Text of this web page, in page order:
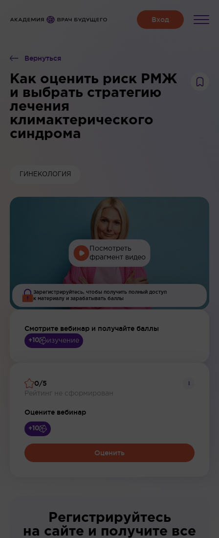
Вернуться
Как оценить риск РМЖ
и выбрать стратегию
лечения
климактерического
синдрома
ГИНЕКОЛОГИЯ
Посмотреть
фрагмент видео
Зарегистрируйтесь, чтобы получить полный доступ
к материалу и зарабатывать баллы
Смотрите вебинар и получайте баллы
+10 изучение
0/5
Рейтинг не сформирован
i
Оцените вебинар
+10
Оценить
Регистрируйтесь
на сайте и получите все